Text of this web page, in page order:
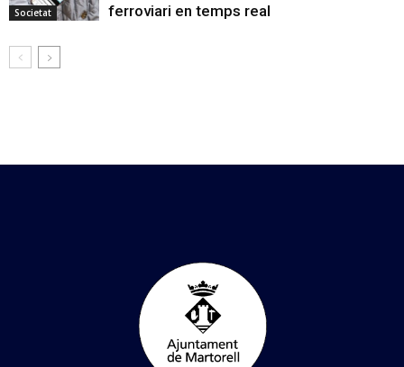
Societat
ferroviari en temps real